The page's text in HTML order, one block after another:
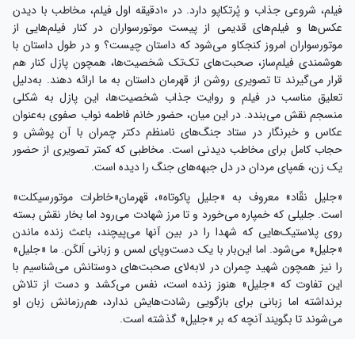
فیلم، شروعی جذاب و پُرتکاپو دارد. در ۱۰دقیقه اول فیلم، مخاطب با دیدن
عکس‌ها و فیلم‌های قدیمی از پیست موتورسواران در کنار فیلم‌هایی از
موتورسواران امروز کنجکاو می‌شود که داستان چیست؟ و در طول داستان با
هوشمندی فیلم‌ساز، صحبت‌های تک‌تک شخصیت‌ها، همچون پازل کنار هم
قرار می‌گیرند تا تصویری روشن از قهرمان داستان به ما ارائه دهند. به‌دلیل
تعلیق مناسب در فیلم و روایت جذاب شخصیت‌ها، این پازل به شکلی
منسجم نقش می‌بندد. در این میان، حضور خانم فاطمه نواب صفوی به‌عنوان
عکاس و خبرنگار در ستاد جنگ‌های نامنظم دکتر چمران با آن پوشش و
حجاب کامل برای مخاطب دیدنی است. مخاطبی که کمتر تصویری از حضور
یک زن، هَمپای مردان در دل جبهه‌های جنگ را دیده است.
«جلیل نقّاد» معروف به «جلیل پاکوتاه»، قهرمان«خاطرات موتورسیکلت»
است. جلیلی که خمپاره می‌خورد و تا مرز شهادت می‌رود اما بخار نقش بسته
روی پلاستیک‌هایی که شهدا را در بین آنها می‌پیچند، باعث زنده ماندن
«جلیل» می‌شود. اما این‌بار با یک دست‌و‌پای لمس و زبانی اَلکَن. ما «جلیل»
را نیز همچون شهید چمران در لابه‌لای صحبت‌های دوستانش می‌شناسیم با
این تفاوت که «جلیل» هنوز زنده است، نفس می‌کشد و دست از تلاش
برنداشته اما زبانی برای بازگویی رشادت‌هایش ندارد، هم‌رزمانش زبان او
می‌شوند تا بگویند آنچه که بر «جلیل» گذشته است.